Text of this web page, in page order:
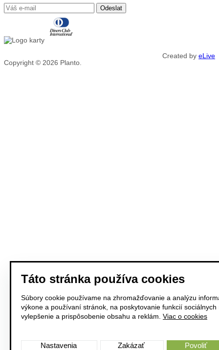
Copyright © 2026 Planto.
Created by eLive
Táto stránka používa cookies
Súbory cookie používame na zhromažďovanie a analýzu
výkone a používaní stránok, na poskytovanie funkcií sociálnych
vylepšenie a prispôsobenie obsahu a reklám. Viac o cookies
Nastavenia
Zakázať
Povoliť